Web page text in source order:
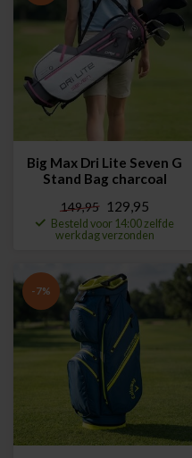
Big Max Dri Lite Seven G
Stand Bag charcoal
149,95 129,95
Besteld voor 14:00 zelfde
werkdag verzonden
-7%